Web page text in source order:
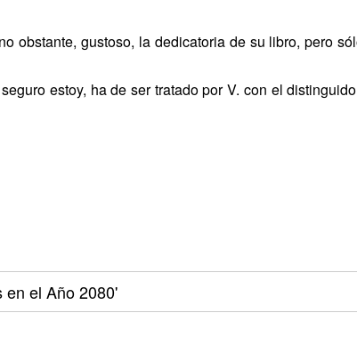
obstante, gustoso, la dedicatoria de su libro, pero
estoy, ha de ser tratado por V. con el
en el Año 2080'